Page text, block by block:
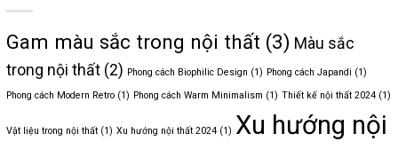
Gam màu sắc trong nội thất (3) Màu sắc
trong nội thất (2) Phong cách Biophilic Design (1) Phong cách Japandi (1)
Phong cách Modern Retro (1) Phong cách Warm Minimalism (1) Thiết kế nội thất 2024 (1)
Vật liệu trong nội thất (1) Xu hướng nội thất 2024 (1) Xu hướng nội